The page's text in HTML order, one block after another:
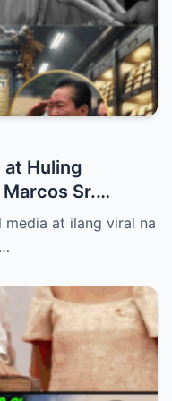
at Huling
Sr.
Wealth” na
ng
media at ilang viral na